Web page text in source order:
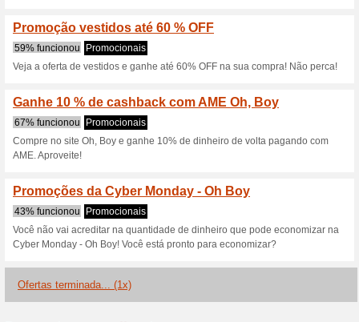
Cadastre-se e
site d
Comece com o pé direito na
na sua primeira compra no